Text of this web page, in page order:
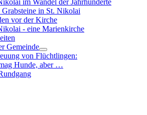
im Wandel der Jahrhunderte
in St. Nikolai
vor der Kirche
- eine Marienkirche
Gemeinde
von Flüchtlingen:
Hunde, aber …